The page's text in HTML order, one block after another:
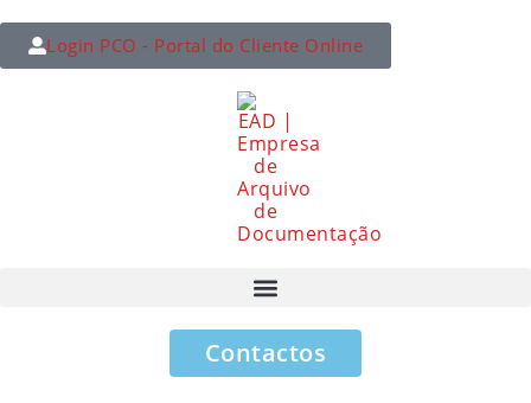
Login PCO - Portal do Cliente Online
Contactos